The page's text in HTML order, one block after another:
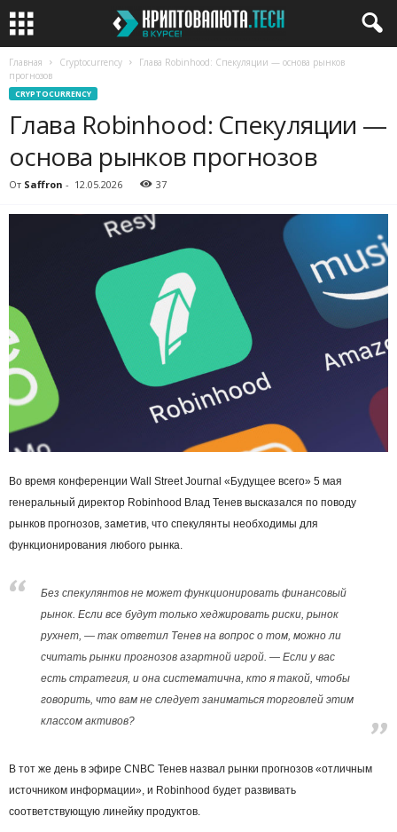
Главная Cryptocurrency
Глава Robinhood: Спекуляции — основа рынков
прогнозов
CRYPTOCURRENCY
Глава Robinhood: Спекуляции —
основа рынков прогнозов
От Saffron - 12.05.2026 37
Во время конференции Wall Street Journal «Будущее всего» 5 мая
генеральный директор Robinhood Влад Тенев высказался по поводу
рынков прогнозов, заметив, что спекулянты необходимы для
функционирования любого рынка.
Без спекулянтов не может функционировать финансовый
рынок. Если все будут только хеджировать риски, рынок
рухнет, — так ответил Тенев на вопрос о том, можно ли
считать рынки прогнозов азартной игрой. — Если у вас
есть стратегия, и она систематична, кто я такой, чтобы
говорить, что вам не следует заниматься торговлей этим
классом активов?
В тот же день в эфире CNBC Тенев назвал рынки прогнозов «отличным
источником информации», и Robinhood будет развивать
соответствующую линейку продуктов.